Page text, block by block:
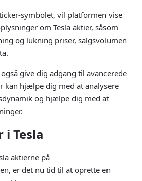
symbolet, vil platformen vise
om Tesla aktier, såsom
og lukning priser, salgsvolumen
give dig adgang til avancerede
kan hjælpe dig med at analysere
og hjælpe dig med at
i Tesla
aktierne på
er det nu tid til at oprette en